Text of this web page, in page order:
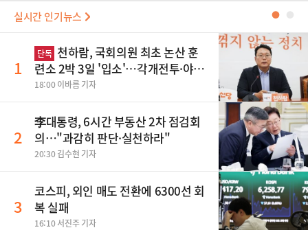
실시간 인기뉴스 ●
1
단독 천하람, 국회의원 최초 논산 훈
련소 2박 3일 '입소'…각개전투·야간
행군 한다
18:00 이바름 기자
2
李대통령, 6시간 부동산 2차 점검회
의…"과감히 판단·실천하라"
20:30 김수현 기자
3
코스피, 외인 매도 전환에 6300선 회
복 실패
16:10 서진주 기자